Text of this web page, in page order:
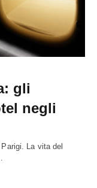
gli
negli
La vita del